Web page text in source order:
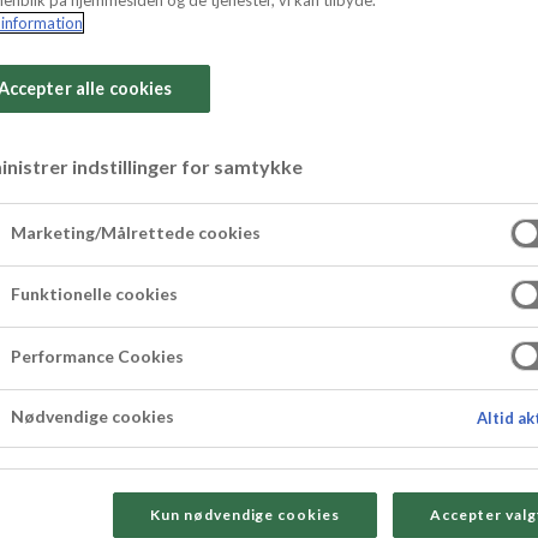
og
makroner og ananas. Makroncremen
Se opskriften nedenfor.
alle cookies
indstillinger for samtykke
Marketing/Målrettede cookies
Funktionelle cookies
Performance Cookies
Nødvendige cookies Altid
Kun nødvendige cookies Accepter